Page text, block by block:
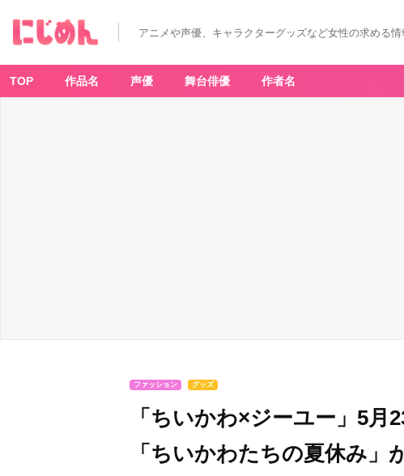
アニメや声優、キャラクターグッズなど女性の求める
TOP 作品名 声優 舞台俳優 作者名
ファッション グッズ
「ちいかわ×ジーユー」5月
「ちいかわたちの夏休み